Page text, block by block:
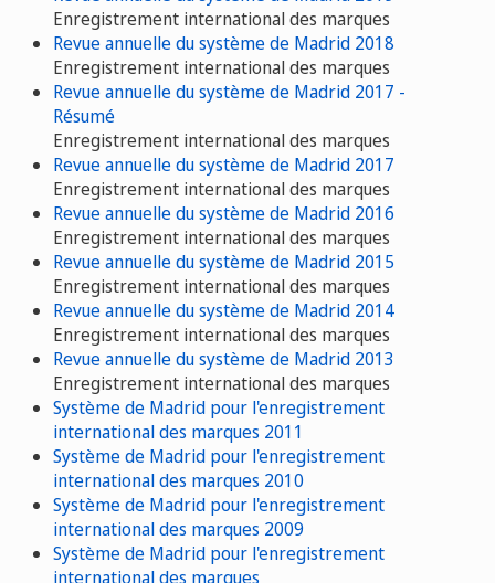
Enregistrement international des marques
Revue annuelle du système de Madrid 2018
Enregistrement international des marques
Revue annuelle du système de Madrid 2017 -
Résumé
Enregistrement international des marques
Revue annuelle du système de Madrid 2017
Enregistrement international des marques
Revue annuelle du système de Madrid 2016
Enregistrement international des marques
Revue annuelle du système de Madrid 2015
Enregistrement international des marques
Revue annuelle du système de Madrid 2014
Enregistrement international des marques
Revue annuelle du système de Madrid 2013
Enregistrement international des marques
Système de Madrid pour l'enregistrement
international des marques 2011
Système de Madrid pour l'enregistrement
international des marques 2010
Système de Madrid pour l'enregistrement
international des marques 2009
Système de Madrid pour l'enregistrement
international des marques